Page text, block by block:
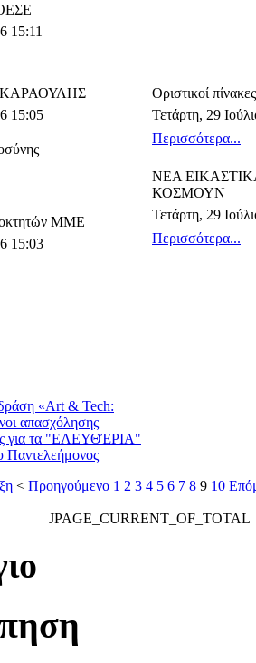
15:11
ΚΑΡΑΟΥΛΗΣ
15:05
ΜΜΕ
15:03
Οριστικοί πίνακες
Τετάρτη, 29
Περισσότερα...
ΝΕΑ
ΚΟΣΜΟΥΝ
Τετάρτη, 29
Περισσότερα...
«Art & Tech:
απασχόλησης
για τα "ΕΛΕΥΘΈΡΙΑ"
Παντελεήμονος
< Προηγούμενο 1 2 3 4 5 6 7 8 9 10
JPAGE_CURRENT_OF_TOTAL